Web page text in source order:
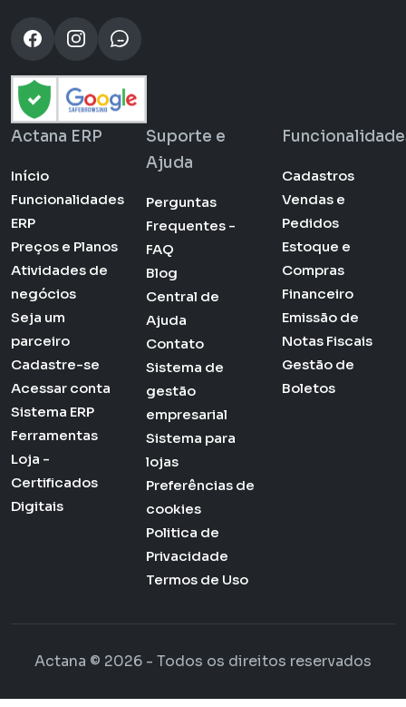
Actana ERP
Início
Funcionalidades
ERP
Preços e Planos
Atividades de
negócios
Seja um
parceiro
Cadastre-se
Acessar conta
Sistema ERP
Ferramentas
Loja -
Certificados
Digitais
Suporte e
Ajuda
Perguntas
Frequentes -
FAQ
Blog
Central de
Ajuda
Contato
Sistema de
gestão
empresarial
Sistema para
lojas
Preferências de
cookies
Politica de
Privacidade
Termos de Uso
Cadastros
Vendas e
Pedidos
Estoque e
Compras
Financeiro
Emissão de
Notas Fiscais
Gestão de
Boletos
Actana © 2026 - Todos os direitos reservados